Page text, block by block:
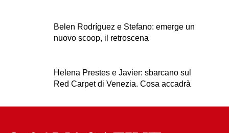
Belen Rodríguez e Stefano: emerge un
nuovo scoop, il retroscena
Helena Prestes e Javier: sbarcano sul
Red Carpet di Venezia. Cosa accadrà